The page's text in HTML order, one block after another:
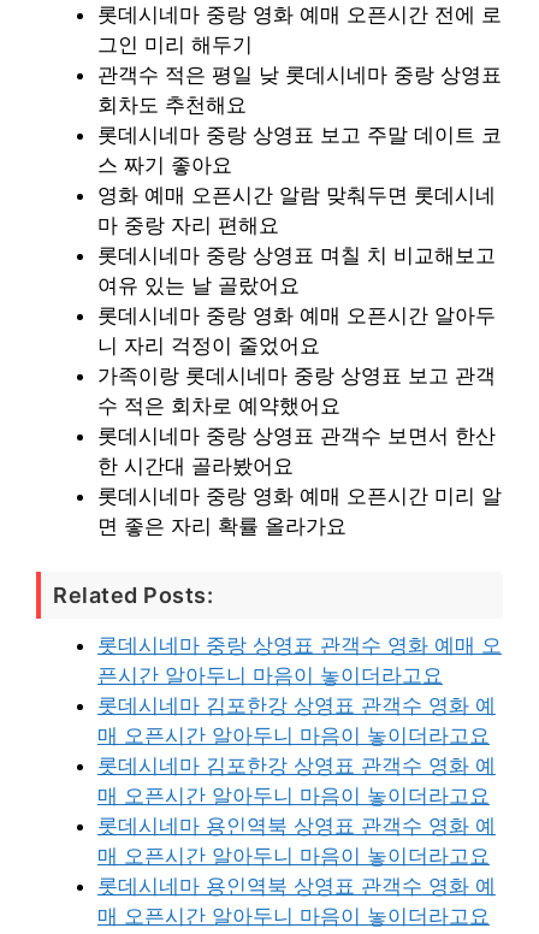
롯데시네마 중랑 영화 예매 오픈시간 전에 로
그인 미리 해두기
관객수 적은 평일 낮 롯데시네마 중랑 상영표
회차도 추천해요
롯데시네마 중랑 상영표 보고 주말 데이트 코
스 짜기 좋아요
영화 예매 오픈시간 알람 맞춰두면 롯데시네
마 중랑 자리 편해요
롯데시네마 중랑 상영표 며칠 치 비교해보고
여유 있는 날 골랐어요
롯데시네마 중랑 영화 예매 오픈시간 알아두
니 자리 걱정이 줄었어요
가족이랑 롯데시네마 중랑 상영표 보고 관객
수 적은 회차로 예약했어요
롯데시네마 중랑 상영표 관객수 보면서 한산
한 시간대 골라봤어요
롯데시네마 중랑 영화 예매 오픈시간 미리 알
면 좋은 자리 확률 올라가요
Related Posts:
롯데시네마 중랑 상영표 관객수 영화 예매 오
픈시간 알아두니 마음이 놓이더라고요
롯데시네마 김포한강 상영표 관객수 영화 예
매 오픈시간 알아두니 마음이 놓이더라고요
롯데시네마 김포한강 상영표 관객수 영화 예
매 오픈시간 알아두니 마음이 놓이더라고요
롯데시네마 용인역북 상영표 관객수 영화 예
매 오픈시간 알아두니 마음이 놓이더라고요
롯데시네마 용인역북 상영표 관객수 영화 예
매 오픈시간 알아두니 마음이 놓이더라고요